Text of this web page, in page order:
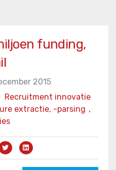
funding,
2015
Recruitment innovatie
extractie, -parsing ,